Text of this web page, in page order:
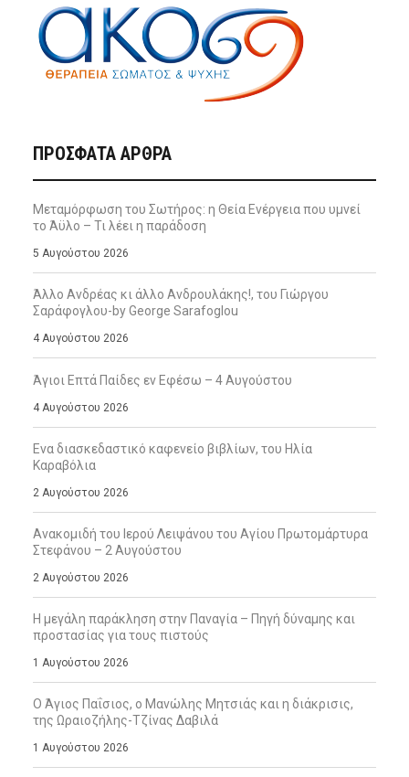
ΠΡΌΣΦΑΤΑ ΆΡΘΡΑ
Μεταμόρφωση του Σωτήρος: η Θεία Ενέργεια που υμνεί
το Άϋλο – Τι λέει η παράδοση
5 Αυγούστου 2026
Άλλο Ανδρέας κι άλλο Ανδρουλάκης!, του Γιώργου
Σαράφογλου-by George Sarafoglou
4 Αυγούστου 2026
Άγιοι Επτά Παίδες εν Εφέσω – 4 Αυγούστου
4 Αυγούστου 2026
Ενα διασκεδαστικό καφενείο βιβλίων, του Ηλία
Καραβόλια
2 Αυγούστου 2026
Ανακομιδή του Ιερού Λειψάνου του Αγίου Πρωτομάρτυρα
Στεφάνου – 2 Αυγούστου
2 Αυγούστου 2026
Η μεγάλη παράκληση στην Παναγία – Πηγή δύναμης και
προστασίας για τους πιστούς
1 Αυγούστου 2026
Ο Άγιος Παΐσιος, ο Μανώλης Μητσιάς και η διάκρισις,
της Ωραιοζήλης-Τζίνας Δαβιλά
1 Αυγούστου 2026